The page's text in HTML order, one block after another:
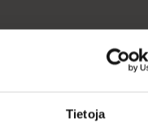
Tietoja